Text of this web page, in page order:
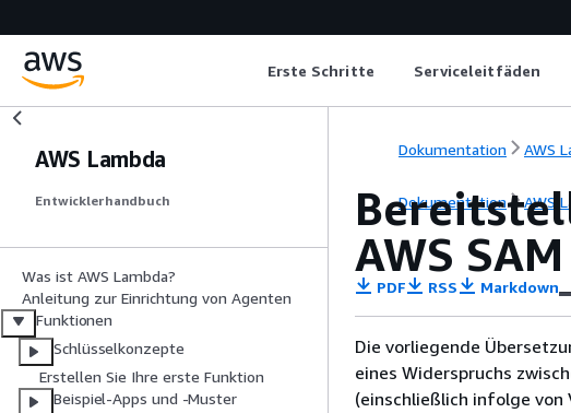
Erste Schritte Serviceleitfäden
AWS Lambda
Entwicklerhandbuch
Was ist AWS Lambda?
Anleitung zur Einrichtung von Agenten
Funktionen
Schlüsselkonzepte
Erstellen Sie Ihre erste Funktion
Beispiel-Apps und -Muster
Dokumentation AWS
Dokumentation AWS
AWS SAM
PDF RSS Markdown
Die vorliegende
eines Widerspruchs
(einschließlich infolge von